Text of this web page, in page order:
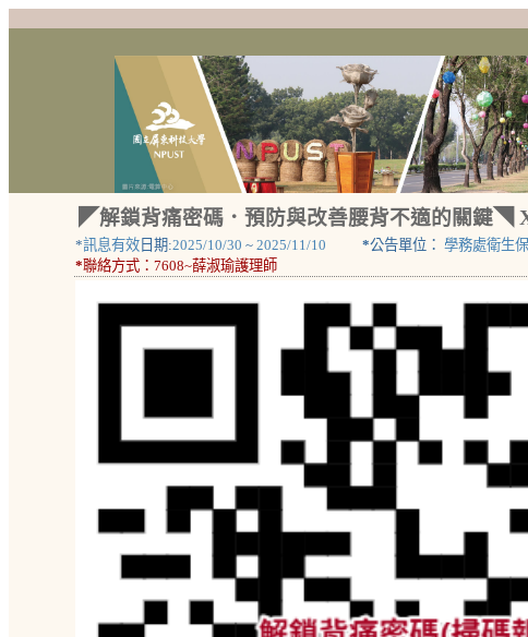
◤解鎖背痛密碼．預防與改善腰背不適的關鍵◥
*訊息有效日期:2025/10/30 ~ 2025/11/10 *公告單位： 學務處衛生
*聯絡方式： 7608~薛淑瑜護理師